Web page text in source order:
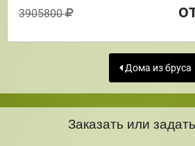
3905800
Дома из бруса
Заказать или